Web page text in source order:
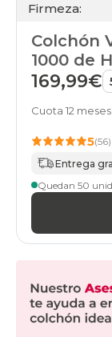
Firmeza:
Colchón
1000 de
169,99€
Cuota 12
5(56)
Entrega
Quedan 50